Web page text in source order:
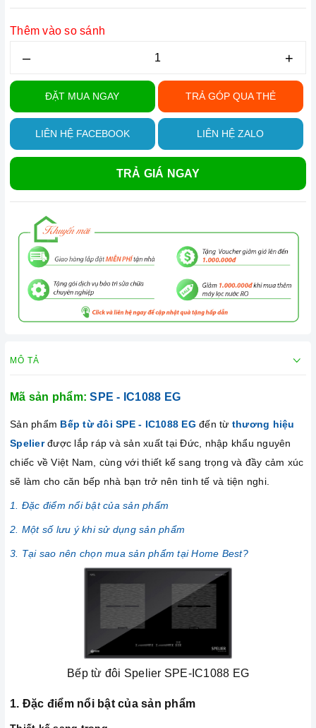
Thêm vào so sánh
– +
ĐẶT MUA NGAY TRẢ GÓP QUA THẺ
LIÊN HỆ FACEBOOK LIÊN HỆ ZALO
TRẢ GIÁ NGAY
MÔ TẢ
Mã sản phẩm:SPE - IC1088 EG
Sản phẩm Bếp từ đôi SPE - IC1088 EG đến từ thương hiệu
Spelierđược lắp ráp và sản xuất tại Đức, nhập khẩu nguyên
chiếc về Việt Nam, cùng với thiết kế sang trọng và đầy cảm xúc
sẽ làm cho căn bếp nhà bạn trở nên tinh tế và tiện nghi.
1. Đặc điểm nổi bật của sản phẩm
2. Một số lưu ý khi sử dụng sản phẩm
3. Tại sao nên chọn mua sản phẩm tại Home Best?
Bếp từ đôi Spelier SPE-IC1088 EG
1. Đặc điểm nổi bật của sản phẩm